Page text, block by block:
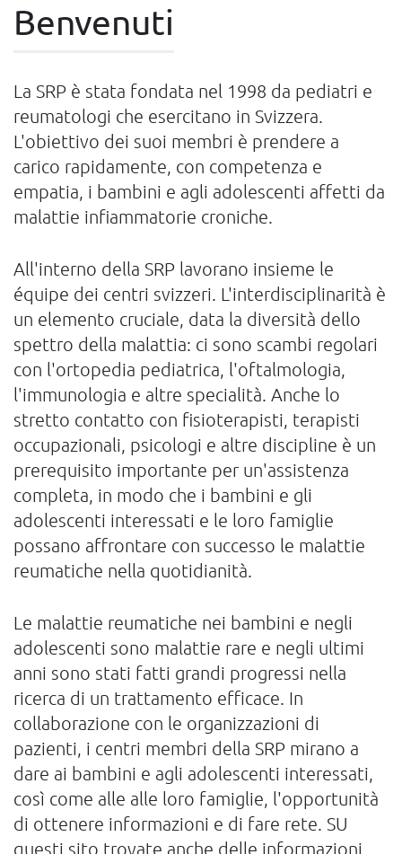
Benvenuti
La SRP è stata fondata nel 1998 da pediatri e
reumatologi che esercitano in Svizzera.
L'obiettivo dei suoi membri è prendere a
carico rapidamente, con competenza e
empatia, i bambini e agli adolescenti affetti da
malattie infiammatorie croniche.
All'interno della SRP lavorano insieme le
équipe dei centri svizzeri. L'interdisciplinarità è
un elemento cruciale, data la diversità dello
spettro della malattia: ci sono scambi regolari
con l'ortopedia pediatrica, l'oftalmologia,
l'immunologia e altre specialità. Anche lo
stretto contatto con fisioterapisti, terapisti
occupazionali, psicologi e altre discipline è un
prerequisito importante per un'assistenza
completa, in modo che i bambini e gli
adolescenti interessati e le loro famiglie
possano affrontare con successo le malattie
reumatiche nella quotidianità.
Le malattie reumatiche nei bambini e negli
adolescenti sono malattie rare e negli ultimi
anni sono stati fatti grandi progressi nella
ricerca di un trattamento efficace. In
collaborazione con le organizzazioni di
pazienti, i centri membri della SRP mirano a
dare ai bambini e agli adolescenti interessati,
così come alle alle loro famiglie, l'opportunità
di ottenere informazioni e di fare rete. SU
questi sito trovate anche delle informazioni